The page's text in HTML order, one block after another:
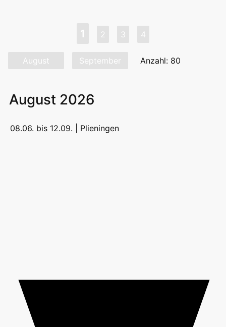
1 2 3 4
August September Anzahl: 80
August 2026
08.06. bis 12.09. | Plieningen